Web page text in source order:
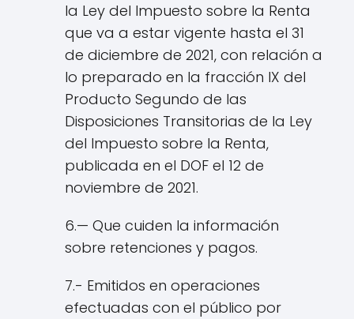
la Ley del Impuesto sobre la Renta
que va a estar vigente hasta el 31
de diciembre de 2021, con relación a
lo preparado en la fracción IX del
Producto Segundo de las
Disposiciones Transitorias de la Ley
del Impuesto sobre la Renta,
publicada en el DOF el 12 de
noviembre de 2021.
6.— Que cuiden la información
sobre retenciones y pagos.
7.- Emitidos en operaciones
efectuadas con el público por